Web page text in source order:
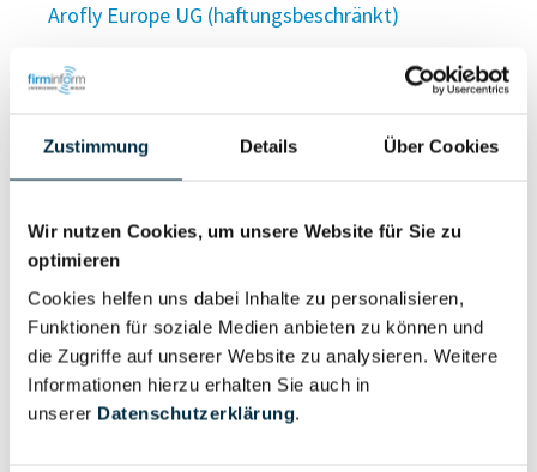
Zustimmung Details Über Cookies
Wir nutzen Cookies, um unsere Website für Sie zu
optimieren
Cookies helfen uns dabei Inhalte zu personalisieren,
Funktionen für soziale Medien anbieten zu können und
die Zugriffe auf unserer Website zu analysieren. Weitere
Informationen hierzu erhalten Sie auch in
unserer Datenschutzerklärung.
Arofly Europe UG (haftungsbeschränkt)
Aroga-Control UG (haftungsbeschränkt)
Aroga-Liquors GmbH
aro Gebäudedienste GmbH
AROG Event GmbH
AROG GmbH
ARO GmbH
ARO GmbH